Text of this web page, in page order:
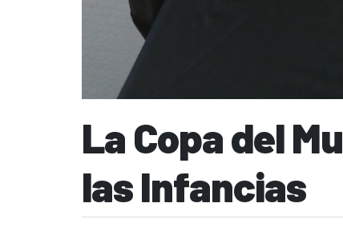
La Copa del
las Infancias